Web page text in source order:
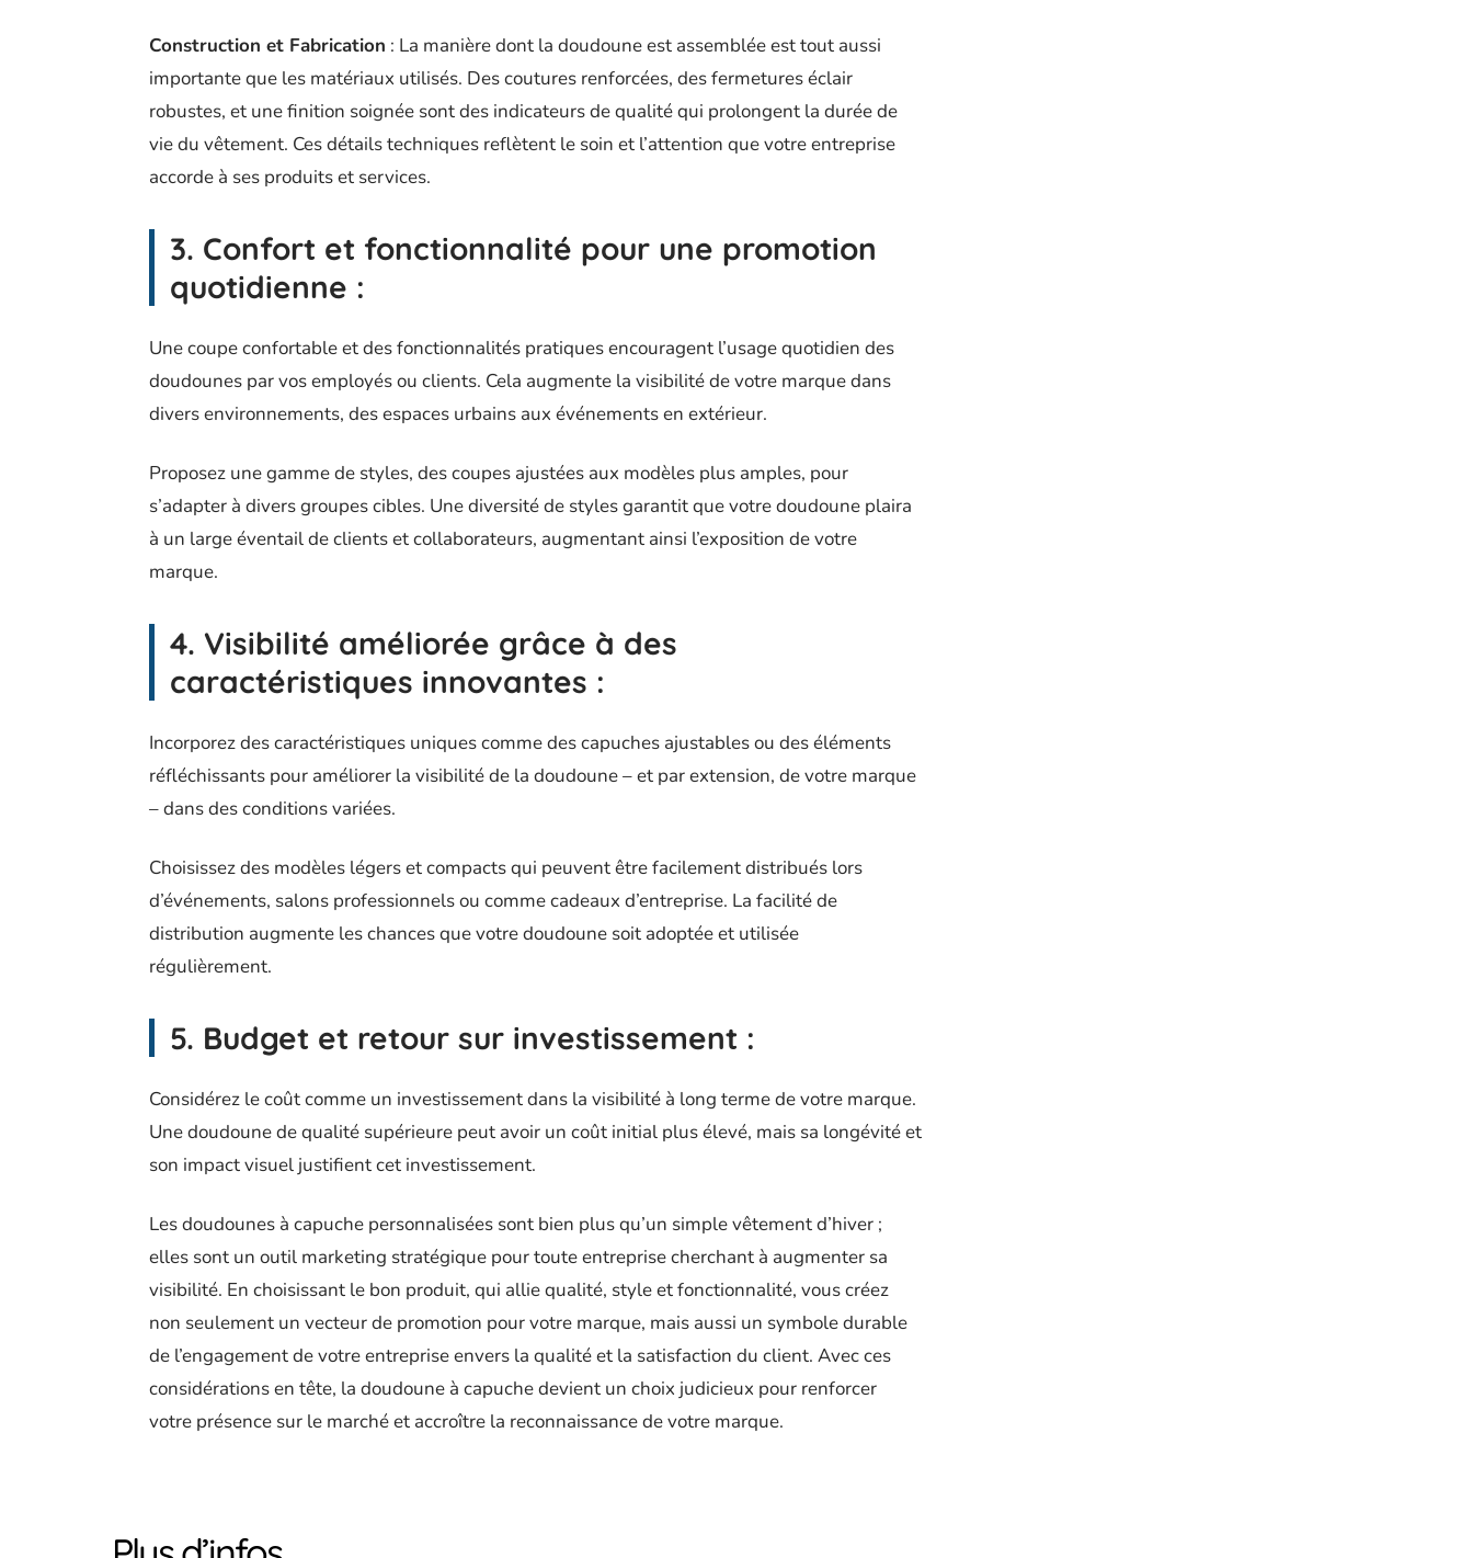
Construction et Fabrication : La manière dont la doudoune est assemblée est tout aussi
importante que les matériaux utilisés. Des coutures renforcées, des fermetures éclair
robustes, et une finition soignée sont des indicateurs de qualité qui prolongent la durée de
vie du vêtement. Ces détails techniques reflètent le soin et l’attention que votre entreprise
accorde à ses produits et services.
3. Confort et fonctionnalité pour une promotion
quotidienne :
Une coupe confortable et des fonctionnalités pratiques encouragent l’usage quotidien des
doudounes par vos employés ou clients. Cela augmente la visibilité de votre marque dans
divers environnements, des espaces urbains aux événements en extérieur.
Proposez une gamme de styles, des coupes ajustées aux modèles plus amples, pour
s’adapter à divers groupes cibles. Une diversité de styles garantit que votre doudoune plaira
à un large éventail de clients et collaborateurs, augmentant ainsi l’exposition de votre
marque.
4. Visibilité améliorée grâce à des
caractéristiques innovantes :
Incorporez des caractéristiques uniques comme des capuches ajustables ou des éléments
réfléchissants pour améliorer la visibilité de la doudoune – et par extension, de votre marque
– dans des conditions variées.
Choisissez des modèles légers et compacts qui peuvent être facilement distribués lors
d’événements, salons professionnels ou comme cadeaux d’entreprise. La facilité de
distribution augmente les chances que votre doudoune soit adoptée et utilisée
régulièrement.
5. Budget et retour sur investissement :
Considérez le coût comme un investissement dans la visibilité à long terme de votre marque.
Une doudoune de qualité supérieure peut avoir un coût initial plus élevé, mais sa longévité et
son impact visuel justifient cet investissement.
Les doudounes à capuche personnalisées sont bien plus qu’un simple vêtement d’hiver ;
elles sont un outil marketing stratégique pour toute entreprise cherchant à augmenter sa
visibilité. En choisissant le bon produit, qui allie qualité, style et fonctionnalité, vous créez
non seulement un vecteur de promotion pour votre marque, mais aussi un symbole durable
de l’engagement de votre entreprise envers la qualité et la satisfaction du client. Avec ces
considérations en tête, la doudoune à capuche devient un choix judicieux pour renforcer
votre présence sur le marché et accroître la reconnaissance de votre marque.